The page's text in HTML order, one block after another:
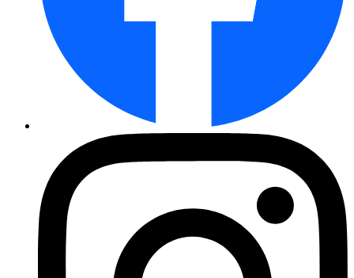
Buschbohnen Wachs Beste von Al ...
Einlege- und Salatgurke Delika ...